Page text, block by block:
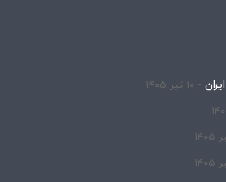
۱۰ تیر ۱۴۰۵